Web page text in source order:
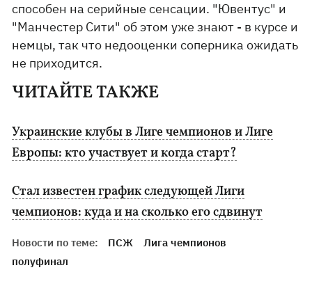
способен на серийные сенсации. "Ювентус" и
"Манчестер Сити" об этом уже знают - в курсе и
немцы, так что недооценки соперника ожидать
не приходится.
ЧИТАЙТЕ ТАКЖЕ
Украинские клубы в Лиге чемпионов и Лиге
Европы: кто участвует и когда старт?
Стал известен график следующей Лиги
чемпионов: куда и на сколько его сдвинут
Новости по теме: ПСЖ
Лига чемпионов
полуфинал